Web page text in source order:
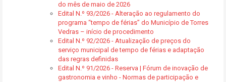
do mês de maio de 2026
Edital N.º 93/2026 - Alteração ao regulamento do
programa “tempo de férias” do Município de Torres
Vedras – início de procedimento
Edital N.º 92/2026 - Atualização de preços do
serviço municipal de tempo de férias e adaptação
das regras definidas
Edital N.º 91/2026 - Reserva | Fórum de inovação de
gastronomia e vinho - Normas de participação e